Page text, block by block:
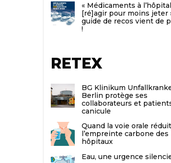
« Médicaments à
[ré]agir pour moins jeter
guide de recos vient de
!
RETEX
BG Klinikum
Berlin protège ses
collaborateurs et
canicule
Quand la voie orale réduit
l’empreinte carbone des
hôpitaux
Eau, une urgence